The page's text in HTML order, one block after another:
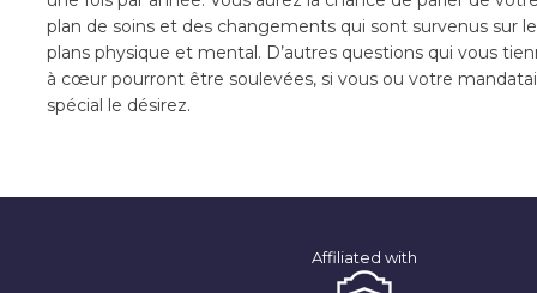
plan de soins et des changements qui sont survenus sur
plans physique et mental. D’autres questions qui vous
à cœur pourront être soulevées, si vous ou votre
spécial le désirez.
Affiliated with